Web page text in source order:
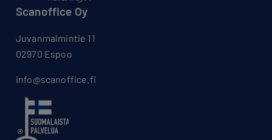
Scanoffice Oy
Juvanmalmintie 11
02970 Espoo
info@scanoffice.fi